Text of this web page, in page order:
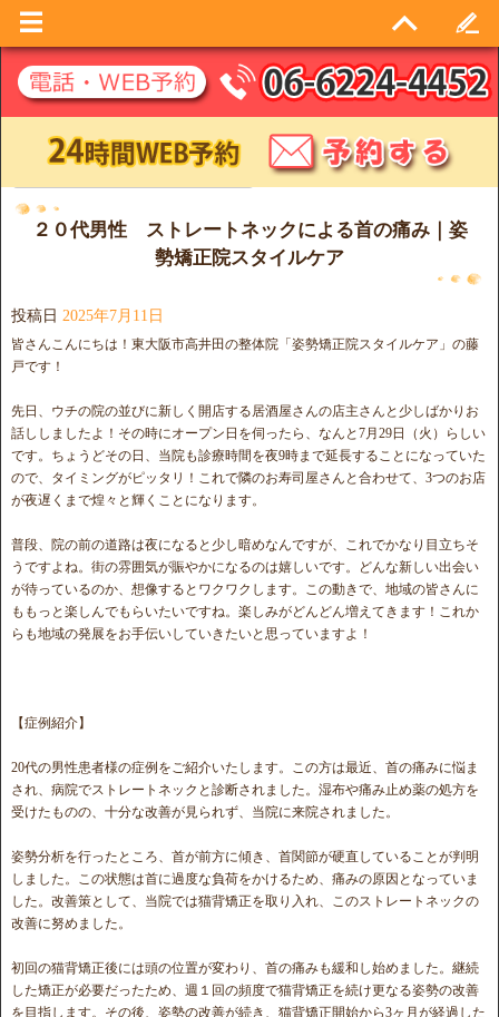
日別アーカイブ: 2025年7月11日
２０代男性 ストレートネックによる首の痛み｜姿
勢矯正院スタイルケア
投稿日 2025年7月11日
皆さんこんにちは！東大阪市高井田の整体院「姿勢矯正院スタイルケア」の藤
戸です！
先日、ウチの院の並びに新しく開店する居酒屋さんの店主さんと少しばかりお
話ししましたよ！その時にオープン日を伺ったら、なんと7月29日（火）らしい
です。ちょうどその日、当院も診療時間を夜9時まで延長することになっていた
ので、タイミングがピッタリ！これで隣のお寿司屋さんと合わせて、3つのお店
が夜遅くまで煌々と輝くことになります。
普段、院の前の道路は夜になると少し暗めなんですが、これでかなり目立ちそ
うですよね。街の雰囲気が賑やかになるのは嬉しいです。どんな新しい出会い
が待っているのか、想像するとワクワクします。この動きで、地域の皆さんに
ももっと楽しんでもらいたいですね。楽しみがどんどん増えてきます！これか
らも地域の発展をお手伝いしていきたいと思っていますよ！
【症例紹介】
20代の男性患者様の症例をご紹介いたします。この方は最近、首の痛みに悩ま
され、病院でストレートネックと診断されました。湿布や痛み止め薬の処方を
受けたものの、十分な改善が見られず、当院に来院されました。
姿勢分析を行ったところ、首が前方に傾き、首関節が硬直していることが判明
しました。この状態は首に過度な負荷をかけるため、痛みの原因となっていま
した。改善策として、当院では猫背矯正を取り入れ、このストレートネックの
改善に努めました。
初回の猫背矯正後には頭の位置が変わり、首の痛みも緩和し始めました。継続
した矯正が必要だったため、週１回の頻度で猫背矯正を続け更なる姿勢の改善
を目指します。その後、姿勢の改善が続き、猫背矯正開始から3ヶ月が経過した